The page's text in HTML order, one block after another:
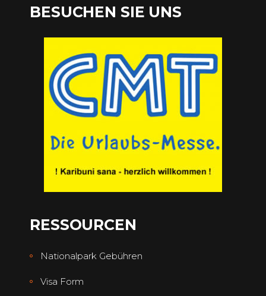
BESUCHEN SIE UNS
RESSOURCEN
Nationalpark Gebühren
Visa Form